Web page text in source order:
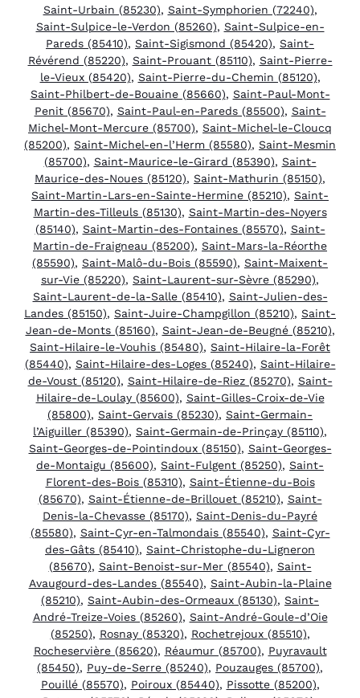
Saint-Urbain (85230), Saint-Symphorien (72240),
Saint-Sulpice-le-Verdon (85260), Saint-Sulpice-en-
Pareds (85410), Saint-Sigismond (85420), Saint-
Révérend (85220), Saint-Prouant (85110), Saint-Pierre-
le-Vieux (85420), Saint-Pierre-du-Chemin (85120),
Saint-Philbert-de-Bouaine (85660), Saint-Paul-Mont-
Penit (85670), Saint-Paul-en-Pareds (85500), Saint-
Michel-Mont-Mercure (85700), Saint-Michel-le-Cloucq
(85200), Saint-Michel-en-l’Herm (85580), Saint-Mesmin
(85700), Saint-Maurice-le-Girard (85390), Saint-
Maurice-des-Noues (85120), Saint-Mathurin (85150),
Saint-Martin-Lars-en-Sainte-Hermine (85210), Saint-
Martin-des-Tilleuls (85130), Saint-Martin-des-Noyers
(85140), Saint-Martin-des-Fontaines (85570), Saint-
Martin-de-Fraigneau (85200), Saint-Mars-la-Réorthe
(85590), Saint-Malô-du-Bois (85590), Saint-Maixent-
sur-Vie (85220), Saint-Laurent-sur-Sèvre (85290),
Saint-Laurent-de-la-Salle (85410), Saint-Julien-des-
Landes (85150), Saint-Juire-Champgillon (85210), Saint-
Jean-de-Monts (85160), Saint-Jean-de-Beugné (85210),
Saint-Hilaire-le-Vouhis (85480), Saint-Hilaire-la-Forêt
(85440), Saint-Hilaire-des-Loges (85240), Saint-Hilaire-
de-Voust (85120), Saint-Hilaire-de-Riez (85270), Saint-
Hilaire-de-Loulay (85600), Saint-Gilles-Croix-de-Vie
(85800), Saint-Gervais (85230), Saint-Germain-
l’Aiguiller (85390), Saint-Germain-de-Prinçay (85110),
Saint-Georges-de-Pointindoux (85150), Saint-Georges-
de-Montaigu (85600), Saint-Fulgent (85250), Saint-
Florent-des-Bois (85310), Saint-Étienne-du-Bois
(85670), Saint-Étienne-de-Brillouet (85210), Saint-
Denis-la-Chevasse (85170), Saint-Denis-du-Payré
(85580), Saint-Cyr-en-Talmondais (85540), Saint-Cyr-
des-Gâts (85410), Saint-Christophe-du-Ligneron
(85670), Saint-Benoist-sur-Mer (85540), Saint-
Avaugourd-des-Landes (85540), Saint-Aubin-la-Plaine
(85210), Saint-Aubin-des-Ormeaux (85130), Saint-
André-Treize-Voies (85260), Saint-André-Goule-d’Oie
(85250), Rosnay (85320), Rochetrejoux (85510),
Rocheservière (85620), Réaumur (85700), Puyravault
(85450), Puy-de-Serre (85240), Pouzauges (85700),
Pouillé (85570), Poiroux (85440), Pissotte (85200),